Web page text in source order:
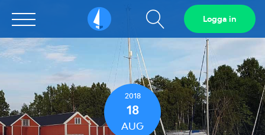
Sailarena Visa
sökfält
Logga in
2018
18
AUG